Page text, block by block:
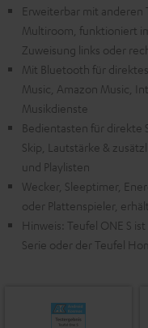
Erweiterbar mit anderen
Multiroom, funktioniert
Zuweisung links oder
Mit Bluetooth für
Music, Amazon Music,
Musikdienste
Bedientasten für direkte
Skip, Lautstärke &
und Playlisten
Wecker, Sleeptimer,
oder Plattenspieler,
Hinweis: Teufel ONE S
Serie oder der Teufel